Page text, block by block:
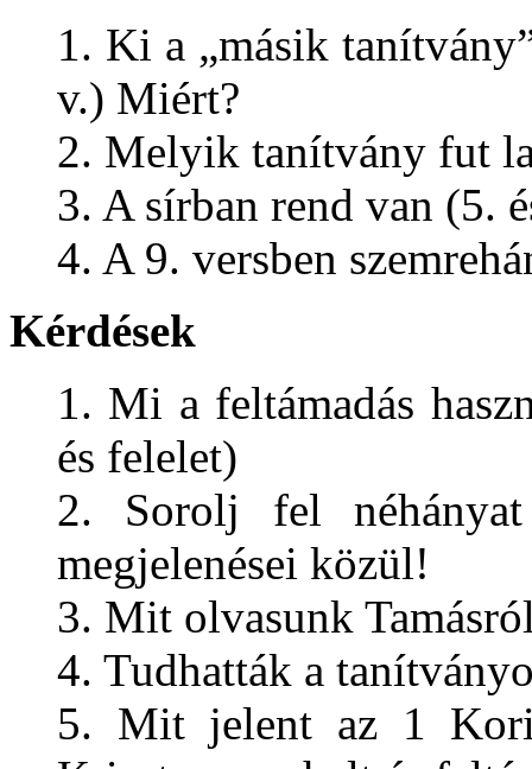
1. Ki a „másik
v.) Miért?
2. Melyik tanítvány fut
3. A sírban rend van (5.
4. A 9. versben
Kérdések
1. Mi a feltámadás
és felelet)
2. Sorolj fel néhányat
megjelenései közül!
3. Mit olvasunk
4. Tudhatták a
5. Mit jelent az 1